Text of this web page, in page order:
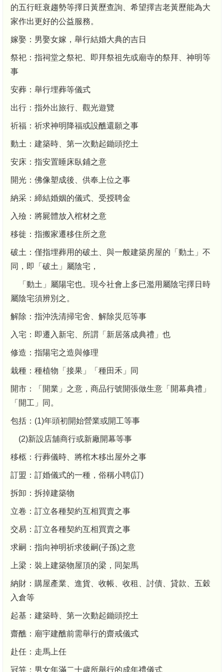
的五行旺衰趨勢等擇日黃歷查詢、希望擇吉老黃歷能為大
家作出更好的公益服務。
嫁娶：男娶女嫁，舉行結婚大典的吉日
祭祀：指祠堂之祭祀、即拜祭祖先或廟寺的祭拜、神明等
事
安葬：舉行埋葬等儀式
出行：指外出旅行、觀光遊覽
祈福：祈求神明降福或設醮還願之事
動土：建築時、第一次動起鋤頭挖土
安床：指安置睡床臥鋪之意
開光：佛像塑成後、供奉上位之事
納采：締結婚姻的儀式、受授聘金
入殮：將屍體放入棺材之意
移徙：指搬家遷移住所之意
破土：僅指埋葬用的破土、與一般建築房屋的「動土」不
同，即「破土」屬陰宅，
「動土」屬陽宅也。現今社會上多已濫用屬陰宅擇日時
屬陰宅須辨別之。
解除：指沖洗清掃宅舍、解除災厄等事
入宅：即遷入新宅、所謂「新居落成典禮」也
修造：指陽宅之造與修理
栽種：種植物「接果」「種田禾」同
開市：「開業」之意，商品行號開張做生意「開幕典禮」
「開工」同。
包括：(1)年頭初開始營業或開工等事
(2)新設店舖商行或新廠開幕等事
移柩：行葬儀時、將棺木移出屋外之事
訂盟：訂婚儀式的一種，俗稱小聘(訂)
拆卸：拆掉建築物
立卷：訂立各種契約互相買賣之事
交易：訂立各種契約互相買賣之事
求嗣：指向神明祈求後嗣(子孫)之意
上梁：裝上建築物屋頂的梁，同架馬
納財：購屋產業、進貨、收帳、收租、討債、貸款、五穀
入倉等
起基：建築時、第一次動起鋤頭挖土
齋醮：廟宇建醮前需舉行的齋戒儀式
赴任：走馬上任
冠笄：男女年滿二十歲所舉行的成年禮儀式